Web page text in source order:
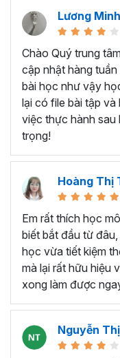
Nội dung
học thủ
Gitiho?
Khóa học Thủ thuật
phòng hàng tuần,
dung mới nhất về tin
Định dạng
toán, các thủ
cho bảng tính,
chú và cố định
Kỹ thuật định
thêm ký hiệu
học và loại bỏ
Tổng hợp thủ
cách tắt/mở gợi
gian.
Tổng hợp hàm,
Lương
Chào Quý trung
cập nhật hàng
bài học như vậy
lại có file bài tập
việc thực hành sau
trọng!
Hoàng Thị
Em rất thích học
biết bắt đầu từ
học vừa tiết kiệm
mà lại rất hữu hiệu
xong làm được
Nguyễn